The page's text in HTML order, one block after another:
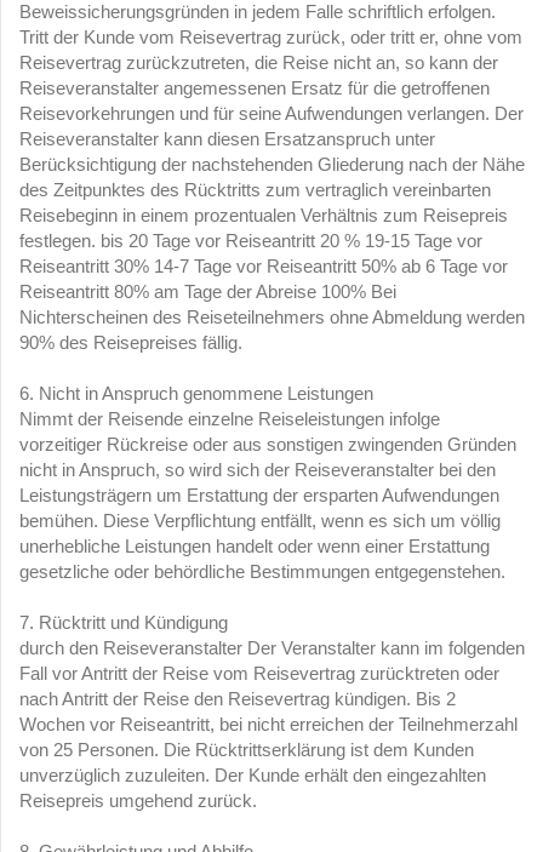
Beweissicherungsgründen in jedem Falle schriftlich erfolgen.
Tritt der Kunde vom Reisevertrag zurück, oder tritt er, ohne vom
Reisevertrag zurückzutreten, die Reise nicht an, so kann der
Reiseveranstalter angemessenen Ersatz für die getroffenen
Reisevorkehrungen und für seine Aufwendungen verlangen. Der
Reiseveranstalter kann diesen Ersatzanspruch unter
Berücksichtigung der nachstehenden Gliederung nach der Nähe
des Zeitpunktes des Rücktritts zum vertraglich vereinbarten
Reisebeginn in einem prozentualen Verhältnis zum Reisepreis
festlegen. bis 20 Tage vor Reiseantritt 20 % 19-15 Tage vor
Reiseantritt 30% 14-7 Tage vor Reiseantritt 50% ab 6 Tage vor
Reiseantritt 80% am Tage der Abreise 100% Bei
Nichterscheinen des Reiseteilnehmers ohne Abmeldung werden
90% des Reisepreises fällig.
6. Nicht in Anspruch genommene Leistungen
Nimmt der Reisende einzelne Reiseleistungen infolge
vorzeitiger Rückreise oder aus sonstigen zwingenden Gründen
nicht in Anspruch, so wird sich der Reiseveranstalter bei den
Leistungsträgern um Erstattung der ersparten Aufwendungen
bemühen. Diese Verpflichtung entfällt, wenn es sich um völlig
unerhebliche Leistungen handelt oder wenn einer Erstattung
gesetzliche oder behördliche Bestimmungen entgegenstehen.
7. Rücktritt und Kündigung
durch den Reiseveranstalter Der Veranstalter kann im folgenden
Fall vor Antritt der Reise vom Reisevertrag zurücktreten oder
nach Antritt der Reise den Reisevertrag kündigen. Bis 2
Wochen vor Reiseantritt, bei nicht erreichen der Teilnehmerzahl
von 25 Personen. Die Rücktrittserklärung ist dem Kunden
unverzüglich zuzuleiten. Der Kunde erhält den eingezahlten
Reisepreis umgehend zurück.